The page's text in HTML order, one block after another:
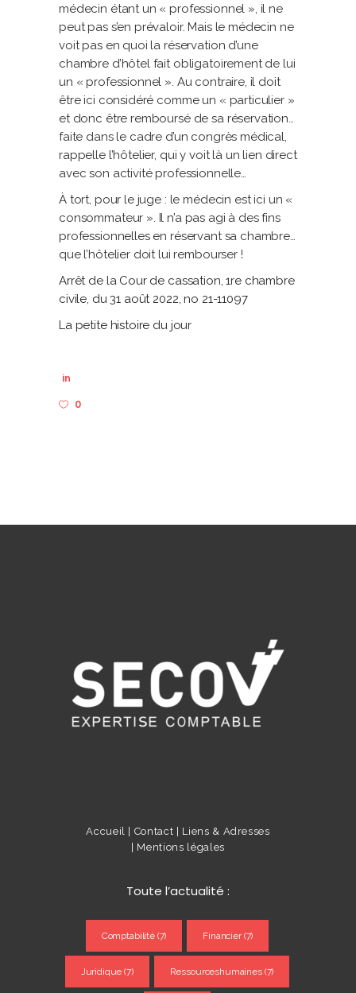
médecin étant un « professionnel », il ne
peut pas s’en prévaloir. Mais le médecin ne
voit pas en quoi la réservation d’une
chambre d’hôtel fait obligatoirement de lui
un « professionnel ». Au contraire, il doit
être ici considéré comme un « particulier »
et donc être remboursé de sa réservation…
faite dans le cadre d’un congrès médical,
rappelle l’hôtelier, qui y voit là un lien direct
avec son activité professionnelle…
À tort, pour le juge : le médecin est ici un «
consommateur ». Il n’a pas agi à des fins
professionnelles en réservant sa chambre…
que l’hôtelier doit lui rembourser !
Arrêt de la Cour de cassation, 1re chambre
civile, du 31 août 2022, no 21-11097
La petite histoire du jour
in
0
Accueil | Contact | Liens & Adresses
| Mentions légales
Toute l’actualité :
Comptabilité(7) Financier(7)
Juridique (7) Ressourceshumaines(7)